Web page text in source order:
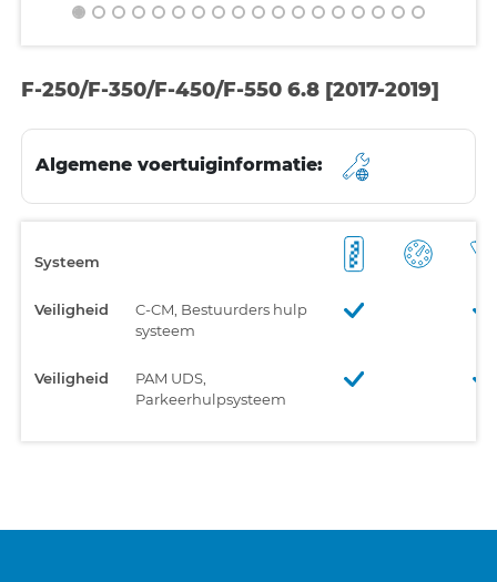
F-250/F-350/F-450/F-550 6.8 [2017-2019]
Algemene voertuiginformatie:
Systeem
Veiligheid
C-CM, Bestuurders hulp
systeem
Veiligheid
PAM UDS,
Parkeerhulpsysteem